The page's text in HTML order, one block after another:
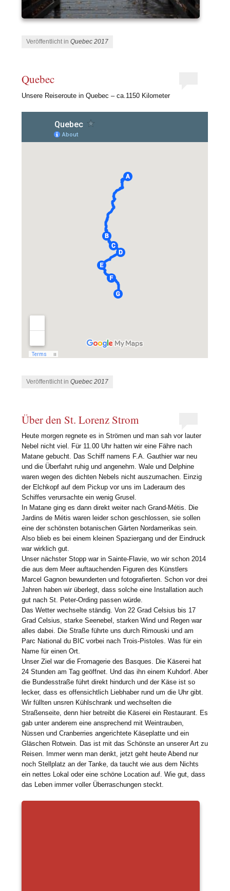
Veröffentlicht inQuebec 2017
Quebec
Unsere Reiseroute in Quebec – ca.1150 Kilometer
Veröffentlicht inQuebec 2017
Über den St. Lorenz Strom
Heute morgen regnete es in Strömen und man sah vor lauter
Nebel nicht viel. Für 11.00 Uhr hatten wir eine Fähre nach
Matane gebucht. Das Schiff namens F.A. Gauthier war neu
und die Überfahrt ruhig und angenehm. Wale und Delphine
waren wegen des dichten Nebels nicht auszumachen. Einzig
der Elchkopf auf dem Pickup vor uns im Laderaum des
Schiffes verursachte ein wenig Grusel.
In Matane ging es dann direkt weiter nach Grand-Métis. Die
Jardins de Métis waren leider schon geschlossen, sie sollen
eine der schönsten botanischen Gärten Nordamerikas sein.
Also blieb es bei einem kleinen Spaziergang und der Eindruck
war wirklich gut.
Unser nächster Stopp war in Sainte-Flavie, wo wir schon 2014
die aus dem Meer auftauchenden Figuren des Künstlers
Marcel Gagnon bewunderten und fotografierten. Schon vor drei
Jahren haben wir überlegt, dass solche eine Installation auch
gut nach St. Peter-Ording passen würde.
Das Wetter wechselte ständig. Von 22 Grad Celsius bis 17
Grad Celsius, starke Seenebel, starken Wind und Regen war
alles dabei. Die Straße führte uns durch Rimouski und am
Parc National du BIC vorbei nach Trois-Pistoles. Was für ein
Name für einen Ort.
Unser Ziel war die Fromagerie des Basques. Die Käserei hat
24 Stunden am Tag geöffnet. Und das ihn einem Kuhdorf. Aber
die Bundesstraße führt direkt hindurch und der Käse ist so
lecker, dass es offensichtlich Liebhaber rund um die Uhr gibt.
Wir füllten unsren Kühlschrank und wechselten die
Straßenseite, denn hier betreibt die Käserei ein Restaurant. Es
gab unter anderem eine ansprechend mit Weintrauben,
Nüssen und Cranberries angerichtete Käseplatte und ein
Gläschen Rotwein. Das ist mit das Schönste an unserer Art zu
Reisen. Immer wenn man denkt, jetzt geht heute Abend nur
noch Stellplatz an der Tanke, da taucht wie aus dem Nichts
ein nettes Lokal oder eine schöne Location auf. Wie gut, dass
das Leben immer voller Überraschungen steckt.